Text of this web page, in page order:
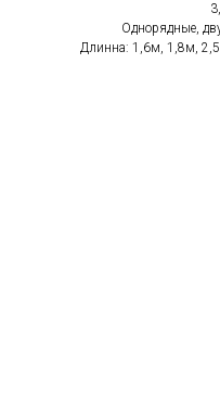
Однорядные,
Длинна: 1,6м, 1,8м,